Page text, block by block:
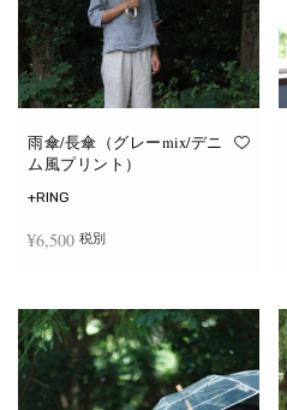
雨傘/長傘（グレーmix/デニ
ム風プリント）
+RING
¥6,500 税別